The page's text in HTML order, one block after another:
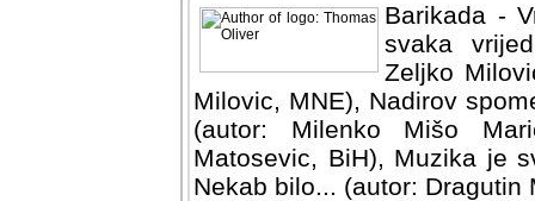
Barikada -
svaka
Milovic,
MNE), Nadirov spomenar
Milenko Mišo Maric, UK),
Muzika je svirala (autor:
(autor: Dragutin Matosevic,